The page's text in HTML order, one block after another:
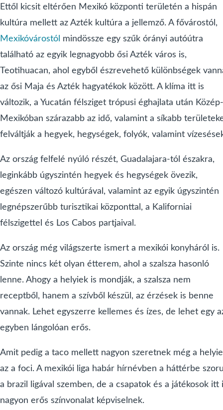
Ettől kicsit eltérően Mexikó központi területén a hispán
kultúra mellett az Azték kultúra a jellemző. A fővárostól,
Mexikóvárostól mindössze egy szűk órányi autóútra
található az egyik legnagyobb ősi Azték város is,
Teotihuacan, ahol egyből észrevehető különbségek
az ősi Maja és Azték hagyatékok között. A klíma itt is
változik, a Yucatán félsziget trópusi éghajlata után Közép-
Mexikóban szárazabb az idő, valamint a síkabb
felváltják a hegyek, hegységek, folyók, valamint
Az ország felfelé nyúló részét, Guadalajara-tól északra,
leginkább úgyszintén hegyek és hegységek övezik,
egészen változó kultúrával, valamint az egyik úgyszintén
legnépszerűbb turisztikai központtal, a Kaliforniai
félszigettel és Los Cabos partjaival.
Az ország még világszerte ismert a mexikói konyháról is.
Szinte nincs két olyan étterem, ahol a szalsza hasonló
lenne. Ahogy a helyiek is mondják, a szalsza nem
receptből, hanem a szívből készül, az érzések is benne
vannak. Lehet egyszerre kellemes és ízes, de lehet egy
egyben lángolóan erős.
Amit pedig a taco mellett nagyon szeretnek még a
az a foci. A mexikói liga habár hírnévben a háttérbe
a brazil ligával szemben, de a csapatok és a játékosok itt
nagyon erős színvonalat képviselnek.